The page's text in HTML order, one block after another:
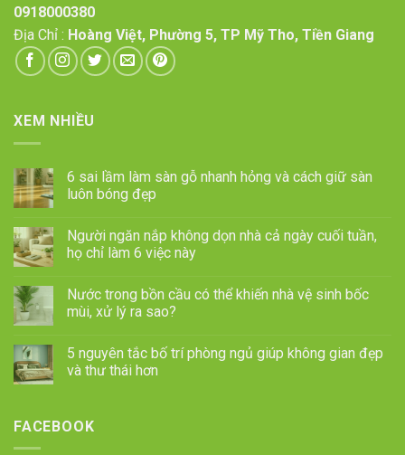
0918000380
Địa Chỉ : Hoàng Việt, Phường 5, TP Mỹ Tho, Tiền Giang
XEM NHIỀU
6 sai lầm làm sàn gỗ nhanh hỏng và cách giữ sàn
luôn bóng đẹp
Người ngăn nắp không dọn nhà cả ngày cuối tuần,
họ chỉ làm 6 việc này
Nước trong bồn cầu có thể khiến nhà vệ sinh bốc
mùi, xử lý ra sao?
5 nguyên tắc bố trí phòng ngủ giúp không gian đẹp
và thư thái hơn
FACEBOOK